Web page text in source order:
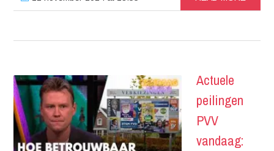
Actuele
peilingen
PVV
vandaag: